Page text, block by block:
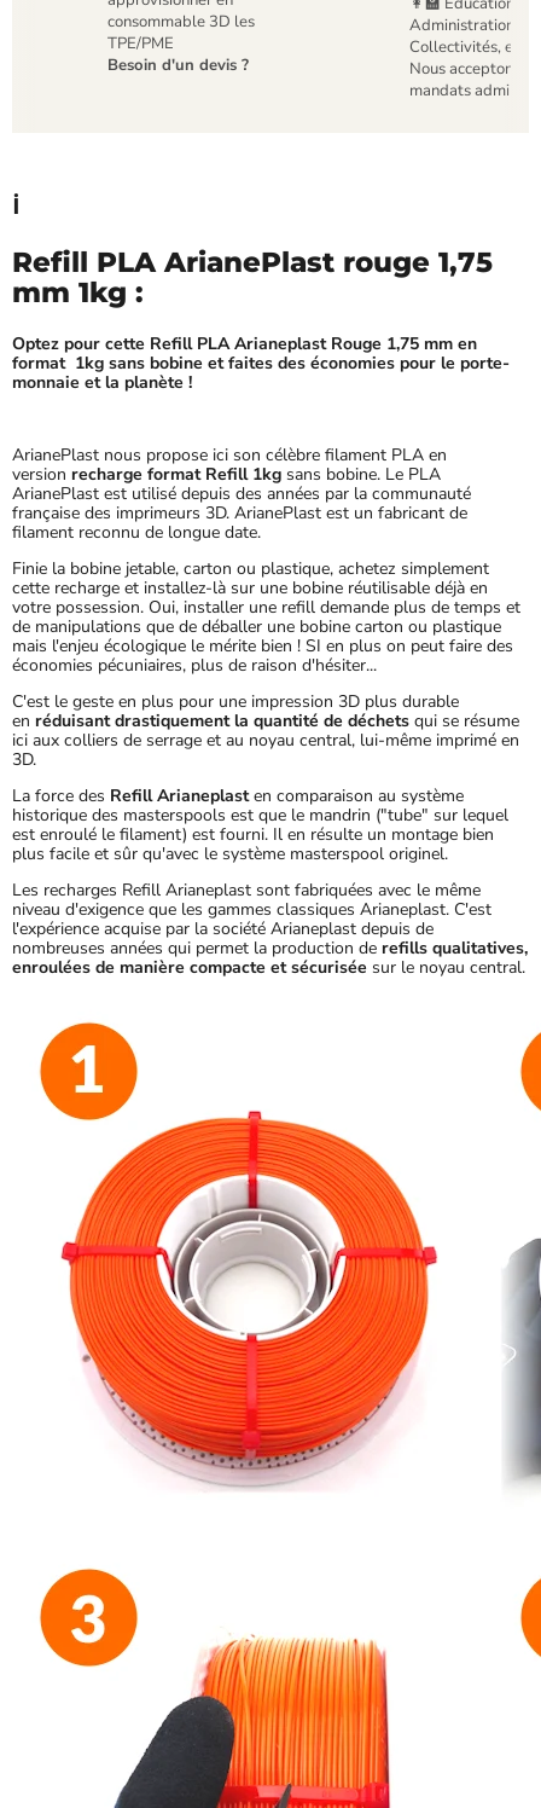
consommable 3D les
TPE/PME
Besoin d'un devis ?
Administrations,
Collectivités, etc
Nous acceptons
mandats
ℹ️
Refill PLA ArianePlast rouge 1,75
mm 1kg :
Optez pour cette Refill PLA Arianeplast Rouge 1,75 mm en
format 1kg sans bobine et faites des économies pour le porte-
monnaie et la planète !
ArianePlast nous propose ici son célèbre filament PLA en
version recharge format Refill 1kg sans bobine. Le PLA
ArianePlast est utilisé depuis des années par la communauté
française des imprimeurs 3D. ArianePlast est un fabricant de
filament reconnu de longue date.
Finie la bobine jetable, carton ou plastique, achetez simplement
cette recharge et installez-là sur une bobine réutilisable déjà en
votre possession. Oui, installer une refill demande plus de temps et
de manipulations que de déballer une bobine carton ou plastique
mais l'enjeu écologique le mérite bien ! SI en plus on peut faire des
économies pécuniaires, plus de raison d'hésiter...
C'est le geste en plus pour une impression 3D plus durable
en réduisant drastiquement la quantité de déchets qui se résume
ici aux colliers de serrage et au noyau central, lui-même imprimé en
3D.
La force des Refill Arianeplasten comparaison au système
historique des masterspools est que le mandrin ("tube" sur lequel
est enroulé le filament) est fourni. Il en résulte un montage bien
plus facile et sûr qu'avec le système masterspool originel.
Les recharges Refill Arianeplast sont fabriquées avec le même
niveau d'exigence que les gammes classiques Arianeplast. C'est
l'expérience acquise par la société Arianeplast depuis de
nombreuses années qui permet la production de refills qualitatives,
enroulées de manière compacte et sécurisée sur le noyau central.